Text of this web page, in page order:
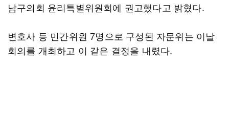
남구의회 윤리특별위원회에 권고했다고 밝혔다.
변호사 등 민간위원 7명으로 구성된 자문위는 이날
회의를 개최하고 이 같은 결정을 내렸다.